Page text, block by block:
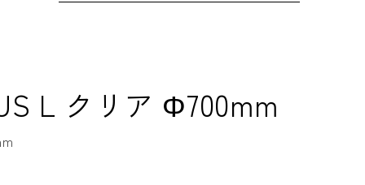
L クリア Φ700mm